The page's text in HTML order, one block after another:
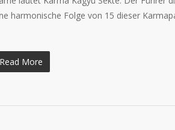
harmonische Folge von 15 dieser
Read More